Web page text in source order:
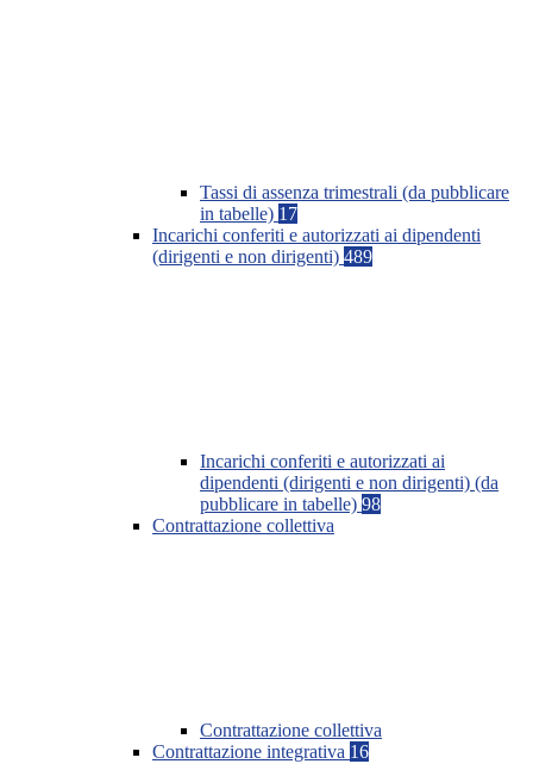
Tassi di assenza trimestrali (da pubblicare
in tabelle) 17
Incarichi conferiti e autorizzati ai dipendenti
(dirigenti e non dirigenti) 489
Incarichi conferiti e autorizzati ai
dipendenti (dirigenti e non dirigenti) (da
pubblicare in tabelle) 98
Contrattazione collettiva
Contrattazione collettiva
Contrattazione integrativa 16